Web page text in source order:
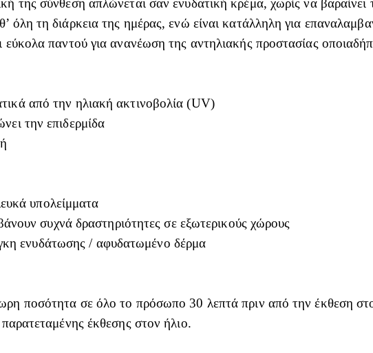
όλη τη διάρκεια της ημέρας, ενώ είναι κατάλληλη για
εύκολα παντού για ανανέωση της αντηλιακής προστασίας
από την ηλιακή ακτινοβολία (UV)
την επιδερμίδα
υπολείμματα
συχνά δραστηριότητες σε εξωτερικούς χώρους
ενυδάτωσης / αφυδατωμένο δέρμα
ποσότητα σε όλο το πρόσωπο 30 λεπτά πριν από την έκθεση
παρατεταμένης έκθεσης στον ήλιο.